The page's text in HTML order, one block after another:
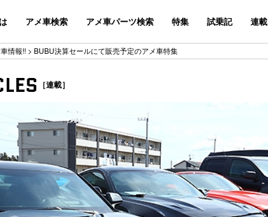
アメ車検索 アメ車パーツ検索 特集 試乗記 連載
情報!! > BUBU決算セールにて販売予定のアメ車特集
［連載］